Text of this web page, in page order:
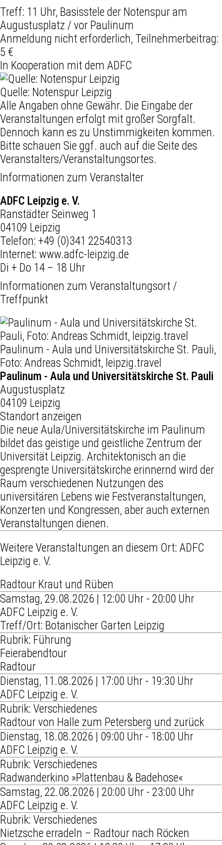
Treff: 11 Uhr, Basisstele der Notenspur am
Augustusplatz / vor Paulinum
Anmeldung nicht erforderlich, Teilnehmerbeitrag:
5 €
In Kooperation mit dem ADFC
Quelle: Notenspur Leipzig
Alle Angaben ohne Gewähr. Die Eingabe der
Veranstaltungen erfolgt mit großer Sorgfalt.
Dennoch kann es zu Unstimmigkeiten kommen.
Bitte schauen Sie ggf. auch auf die Seite des
Veranstalters/Veranstaltungsortes.
Informationen zum Veranstalter
ADFC Leipzig e. V.
Ranstädter Seinweg 1
04109 Leipzig
Telefon: +49 (0)341 22540313
Internet: www.adfc-leipzig.de
Di + Do 14 – 18 Uhr
Informationen zum Veranstaltungsort /
Treffpunkt
Paulinum - Aula und Universitätskirche St. Pauli,
Foto: Andreas Schmidt, leipzig.travel
Paulinum - Aula und Universitätskirche St. Pauli
Augustusplatz
04109 Leipzig
Standort anzeigen
Die neue Aula/Universitätskirche im Paulinum
bildet das geistige und geistliche Zentrum der
Universität Leipzig. Architektonisch an die
gesprengte Universitätskirche erinnernd wird der
Raum verschiedenen Nutzungen des
universitären Lebens wie Festveranstaltungen,
Konzerten und Kongressen, aber auch externen
Veranstaltungen dienen.
Weitere Veranstaltungen an diesem Ort: ADFC
Leipzig e. V.
Radtour Kraut und Rüben
Samstag, 29.08.2026 | 12:00 Uhr - 20:00 Uhr
ADFC Leipzig e. V.
Treff/Ort: Botanischer Garten Leipzig
Rubrik: Führung
Feierabendtour
Radtour
Dienstag, 11.08.2026 | 17:00 Uhr - 19:30 Uhr
ADFC Leipzig e. V.
Rubrik: Verschiedenes
Radtour von Halle zum Petersberg und zurück
Dienstag, 18.08.2026 | 09:00 Uhr - 18:00 Uhr
ADFC Leipzig e. V.
Rubrik: Verschiedenes
Radwanderkino »Plattenbau & Badehose«
Samstag, 22.08.2026 | 20:00 Uhr - 23:00 Uhr
ADFC Leipzig e. V.
Rubrik: Verschiedenes
Nietzsche erradeln – Radtour nach Röcken